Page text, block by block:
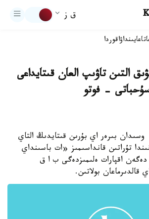
ق ز
تاعايىنداۋاقوردا
التىن تاۋىپ العان قىتايداعى
- فوتو
وسىدان بىرەر اي بۇرىن قىتايدىڭ التاي
تۇراتىن قانداسىمىز «ات باسىنداي
دەگەن اقپارات ەلىمىزدەگى ب ا ق
بولاتىن.